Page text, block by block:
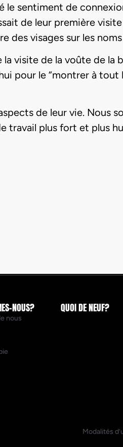
sentiment de
de leur première
des visages sur les
visite de la voûte de la
pour le “montrer à
de leur vie. Nous
travail plus fort et plus
NOUS?
nous
QUOI DE NEUF?
Modalités